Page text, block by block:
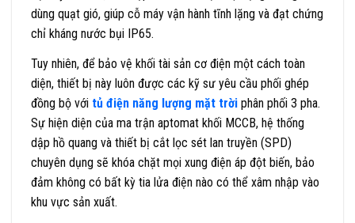
dùng quạt gió, giúp cỗ máy vận hành tĩnh lặng và đạt chứng
chỉ kháng nước bụi IP65.
Tuy nhiên, để bảo vệ khối tài sản cơ điện một cách toàn
diện, thiết bị này luôn được các kỹ sư yêu cầu phối ghép
đồng bộ với tủ điện năng lượng mặt trời phân phối 3 pha.
Sự hiện diện của ma trận aptomat khối MCCB, hệ thống
dập hồ quang và thiết bị cắt lọc sét lan truyền (SPD)
chuyên dụng sẽ khóa chặt mọi xung điện áp đột biến, bảo
đảm không có bất kỳ tia lửa điện nào có thể xâm nhập vào
khu vực sản xuất.